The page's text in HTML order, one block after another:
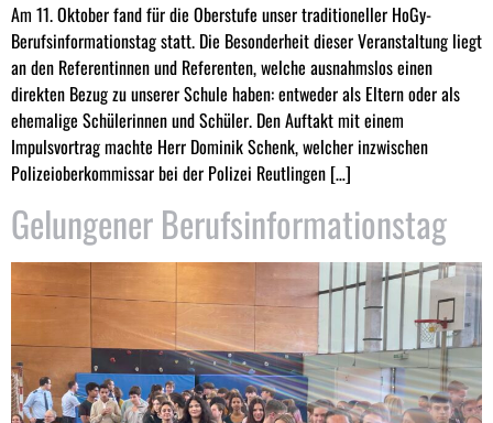
Am 11. Oktober fand für die Oberstufe unser traditioneller HoGy-
Berufsinformationstag statt. Die Besonderheit dieser Veranstaltung liegt
an den Referentinnen und Referenten, welche ausnahmslos einen
direkten Bezug zu unserer Schule haben: entweder als Eltern oder als
ehemalige Schülerinnen und Schüler. Den Auftakt mit einem
Impulsvortrag machte Herr Dominik Schenk, welcher inzwischen
Polizeioberkommissar bei der Polizei Reutlingen […]
Gelungener Berufsinformationstag